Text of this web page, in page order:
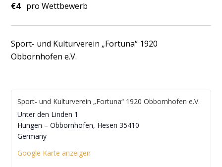
€4 pro Wettbewerb
Sport- und Kulturverein „Fortuna“ 1920
Obbornhofen e.V.
Sport- und Kulturverein „Fortuna“ 1920 Obbornhofen e.V.
Unter den Linden 1
Hungen – Obbornhofen, Hesen 35410
Germany
Google Karte anzeigen